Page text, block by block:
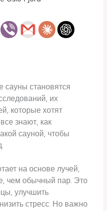
становятся
их
которые хотят
знают, как
сауной, чтобы
на основе лучей,
чем обычный пар. Это
улучшить
стресс. Но важно